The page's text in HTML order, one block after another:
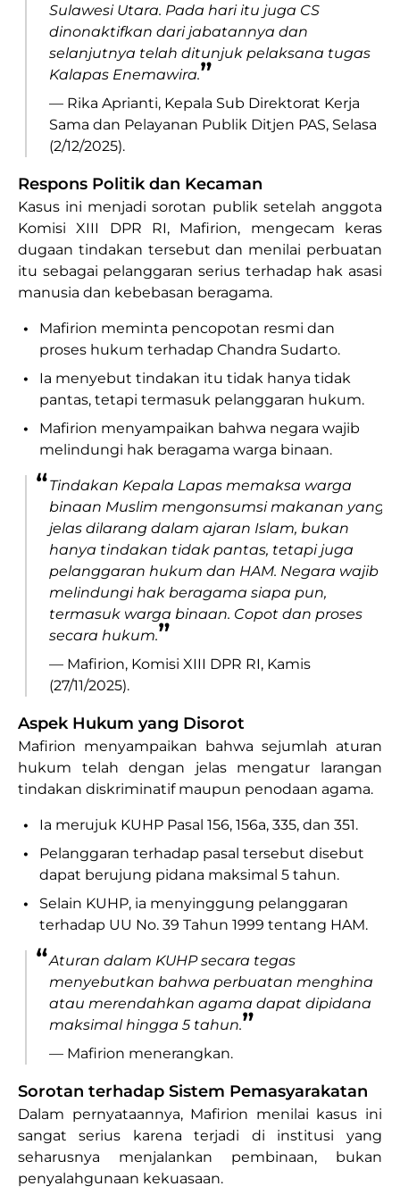
Sulawesi Utara. Pada hari itu juga CS
dinonaktifkan dari jabatannya dan
selanjutnya telah ditunjuk pelaksana tugas
Kalapas Enemawira.”
— Rika Aprianti, Kepala Sub Direktorat Kerja
Sama dan Pelayanan Publik Ditjen PAS, Selasa
(2/12/2025).
Respons Politik dan Kecaman
Kasus ini menjadi sorotan publik setelah anggota
Komisi XIII DPR RI, Mafirion, mengecam keras
dugaan tindakan tersebut dan menilai perbuatan
itu sebagai pelanggaran serius terhadap hak asasi
manusia dan kebebasan beragama.
•
Mafirion meminta pencopotan resmi dan
proses hukum terhadap Chandra Sudarto.
•
Ia menyebut tindakan itu tidak hanya tidak
pantas, tetapi termasuk pelanggaran hukum.
•
Mafirion menyampaikan bahwa negara wajib
melindungi hak beragama warga binaan.
“Tindakan Kepala Lapas memaksa warga
binaan Muslim mengonsumsi makanan yang
jelas dilarang dalam ajaran Islam, bukan
hanya tindakan tidak pantas, tetapi juga
pelanggaran hukum dan HAM. Negara wajib
melindungi hak beragama siapa pun,
termasuk warga binaan. Copot dan proses
secara hukum.”
— Mafirion, Komisi XIII DPR RI, Kamis
(27/11/2025).
Aspek Hukum yang Disorot
Mafirion menyampaikan bahwa sejumlah aturan
hukum telah dengan jelas mengatur larangan
tindakan diskriminatif maupun penodaan agama.
•
Ia merujuk KUHP Pasal 156, 156a, 335, dan 351.
•
Pelanggaran terhadap pasal tersebut disebut
dapat berujung pidana maksimal 5 tahun.
•
Selain KUHP, ia menyinggung pelanggaran
terhadap UU No. 39 Tahun 1999 tentang HAM.
“Aturan dalam KUHP secara tegas
menyebutkan bahwa perbuatan menghina
atau merendahkan agama dapat dipidana
maksimal hingga 5 tahun.”
— Mafirion menerangkan.
Sorotan terhadap Sistem Pemasyarakatan
Dalam pernyataannya, Mafirion menilai kasus ini
sangat serius karena terjadi di institusi yang
seharusnya menjalankan pembinaan, bukan
penyalahgunaan kekuasaan.